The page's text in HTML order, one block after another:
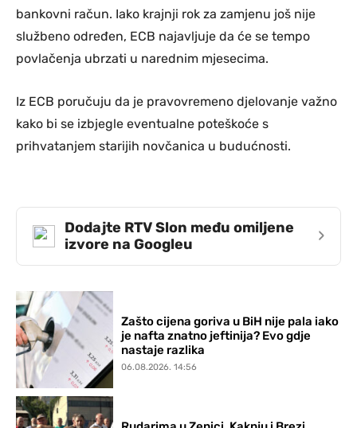
bankovni račun. Iako krajnji rok za zamjenu još nije
službeno određen, ECB najavljuje da će se tempo
povlačenja ubrzati u narednim mjesecima.
Iz ECB poručuju da je pravovremeno djelovanje važno
kako bi se izbjegle eventualne poteškoće s
prihvatanjem starijih novčanica u budućnosti.
Dodajte RTV Slon među omiljene
izvore na Googleu
›
Zašto cijena goriva u BiH nije pala iako
je nafta znatno jeftinija? Evo gdje
nastaje razlika
06.08.2026. 14:56